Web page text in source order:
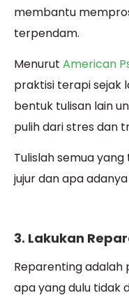
membantu
terpendam.
Menurut American
praktisi terapi sejak
bentuk tulisan lain
pulih dari stres dan
Tulislah semua
jujur dan apa
3. Lakukan
Reparenting adalah
apa yang dulu tidak